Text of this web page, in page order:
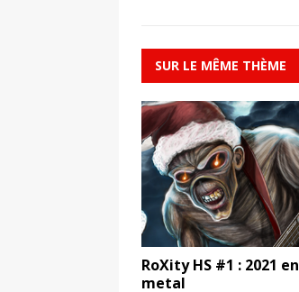
SUR LE MÊME THÈME
RoXity HS #1 : 2021 en
metal